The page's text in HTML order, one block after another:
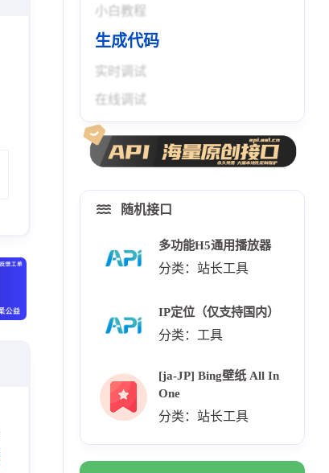
小白教程
生成代码
实时调试
在线调试
随机接口
多功能H5通用播放器
分类：站长工具
IP定位（仅支持国内）
分类：工具
[ja-JP] Bing壁纸 All In
One
分类：站长工具